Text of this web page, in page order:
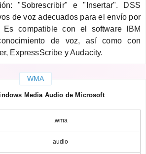
"Sobrescribir" e "Insertar". DSS
de voz adecuados para el envío por
Es compatible con el software IBM
de voz, así como con
ExpressScribe y Audacity.
WMA
Media Audio de Microsoft
.wma
audio